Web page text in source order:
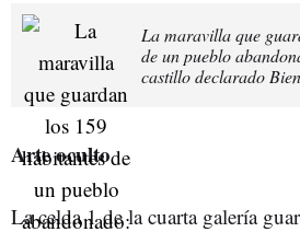
La maravilla que
de un pueblo
castillo declarado
Arte oculto
La celda 1 de la cuarta galería